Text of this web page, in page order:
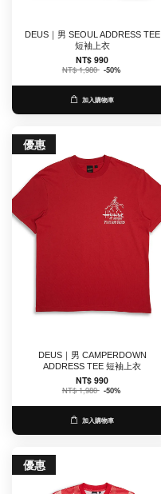
DEUS｜男 SEOUL ADDRESS TEE
短袖上衣
NT$ 990
NT$ 1,980 -50%
加入購物車
優惠
DEUS｜男 CAMPERDOWN
ADDRESS TEE 短袖上衣
NT$ 990
NT$ 1,980 -50%
加入購物車
優惠